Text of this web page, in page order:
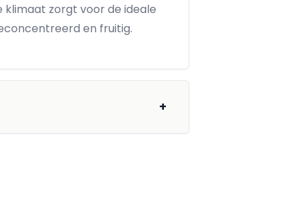
klimaat zorgt voor de ideale
en fruitig.
+